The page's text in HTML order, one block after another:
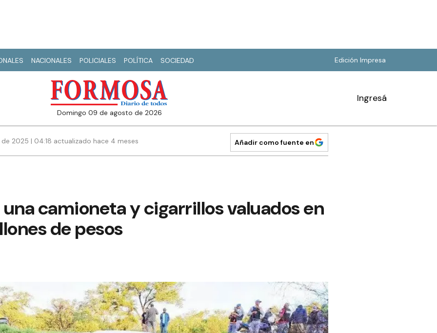
NACIONALES POLICIALES POLÍTICA SOCIEDAD Edición Impresa
domingo 09 de agosto de 2026
Ingresá
de 2025 | 04:18 actualizado hace 4 meses Añadir como fuente en
camioneta y cigarrillos valuados en
de pesos